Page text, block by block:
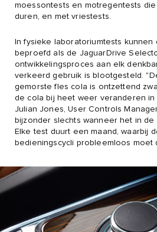
moessontests en motregentests
duren, en met vriestests.
In fysieke laboratoriumtests kunnen
beproefd als de JaguarDrive
ontwikkelingsproces aan elk
verkeerd gebruik is blootgesteld.
gemorste fles cola is ontzettend
de cola bij heet weer veranderen
Julian Jones, User Controls
bijzonder slechts wanneer het in de
Elke test duurt een maand, waarbij
bedieningscycli probleemloos moet